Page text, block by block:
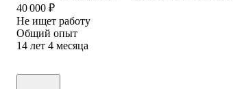
40 000 ₽
Не ищет работу
Общий опыт
14 лет 4 месяца